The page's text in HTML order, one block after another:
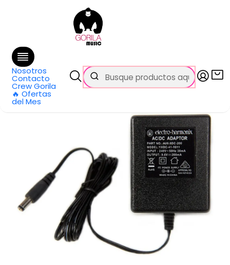
Nosotros
Contacto
Crew Gorila
🔥 Ofertas
del Mes
GRATIS
en Santiago y $99.990 en Regiones
Inicio Categorías
Transformador Electro Harmonix Para Pedales 9v 200 Ma